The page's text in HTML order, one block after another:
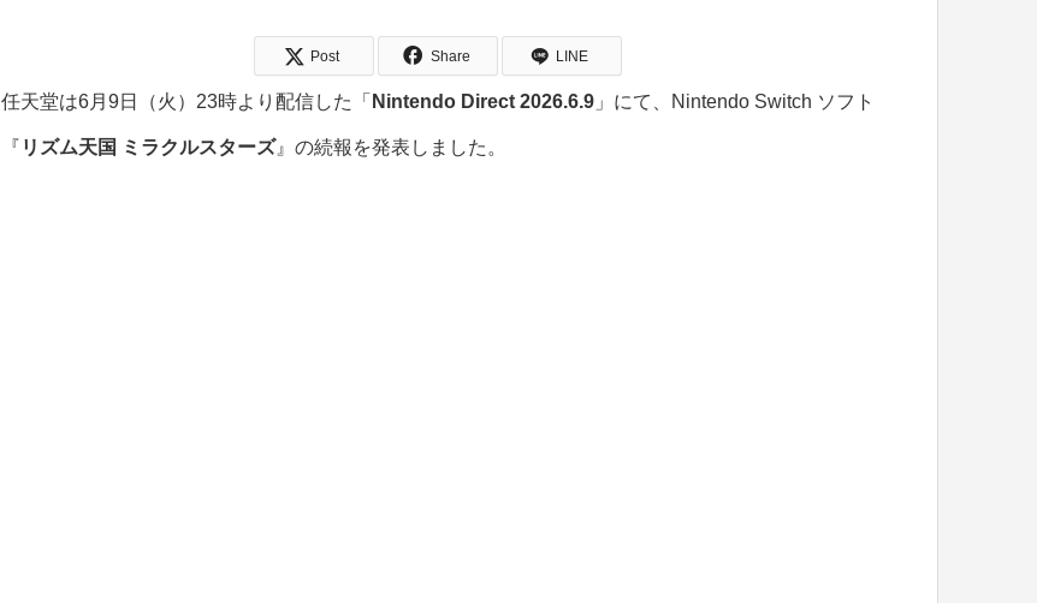
Post Share LINE
任天堂は6月9日（火）23時より配信した「 Nintendo Direct 2026.6.9」にて、Nintendo Switch ソフト
『 リズム天国 ミラクルスターズ』の続報を発表しました。